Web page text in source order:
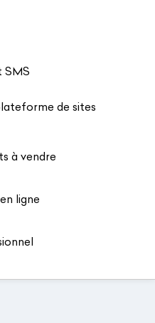
SMS
de sites
à vendre
ligne